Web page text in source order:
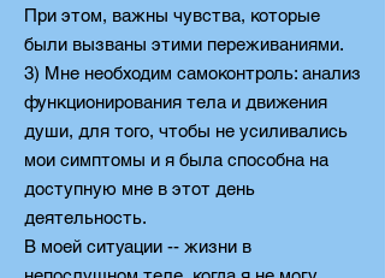
При этом, важны чувства, которые
были вызваны этими переживаниями.
3) Мне необходим самоконтроль: анализ
функционирования тела и движения
души, для того, чтобы не усиливались
мои симптомы и я была способна на
доступную мне в этот день
деятельность.
В моей ситуации -- жизни в